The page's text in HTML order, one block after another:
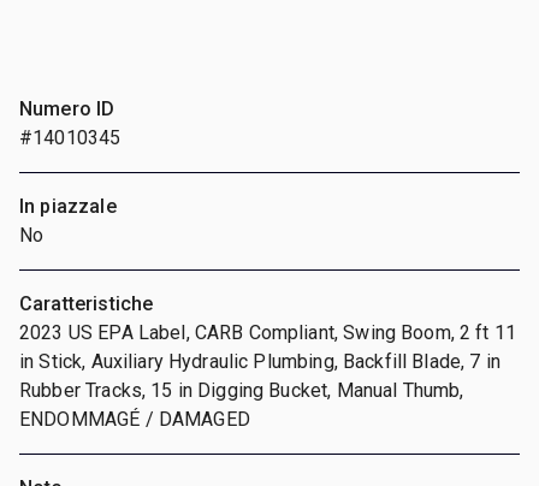
Numero ID
#14010345
In piazzale
No
Caratteristiche
2023 US EPA Label, CARB Compliant, Swing Boom, 2 ft 11
in Stick, Auxiliary Hydraulic Plumbing, Backfill Blade, 7 in
Rubber Tracks, 15 in Digging Bucket, Manual Thumb,
ENDOMMAGÉ / DAMAGED